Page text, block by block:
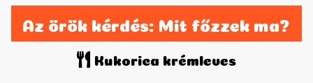
Az örök kérdés: Mit főzzek ma?
Kukorica krémleves